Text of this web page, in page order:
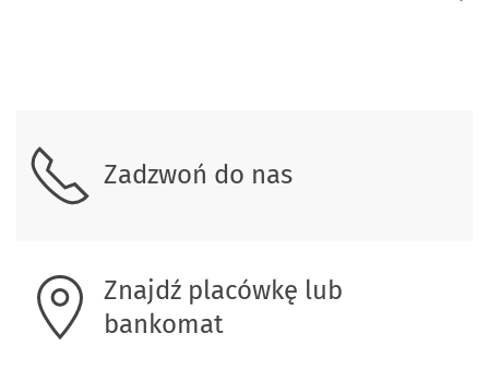
Zadzwoń do nas
Znajdź placówkę lub
bankomat